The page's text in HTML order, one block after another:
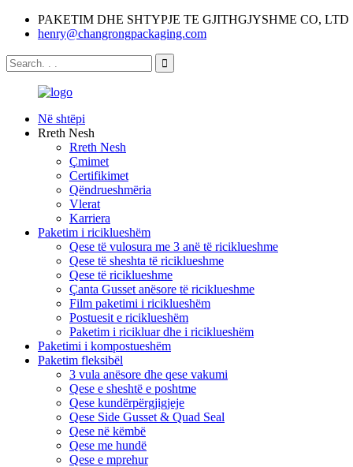
PAKETIM DHE SHTYPJE TE GJITHGJYSHME CO, LTD
henry@changrongpackaging.com
Në shtëpi
Rreth Nesh
Rreth Nesh
Çmimet
Certifikimet
Qëndrueshmëria
Vlerat
Karriera
Paketim i riciklueshëm
Qese të vulosura me 3 anë të riciklueshme
Qese të sheshta të riciklueshme
Qese të riciklueshme
Çanta Gusset anësore të riciklueshme
Film paketimi i riciklueshëm
Postuesit e riciklueshëm
Paketim i ricikluar dhe i riciklueshëm
Paketimi i kompostueshëm
Paketim fleksibël
3 vula anësore dhe qese vakumi
Qese e sheshtë e poshtme
Qese kundërpërgjigjeje
Qese Side Gusset & Quad Seal
Qese në këmbë
Qese me hundë
Qese e mprehur